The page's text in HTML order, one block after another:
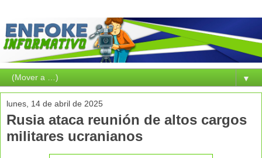
▼
lunes, 14 de abril de 2025
Rusia ataca reunión de altos cargos
militares ucranianos